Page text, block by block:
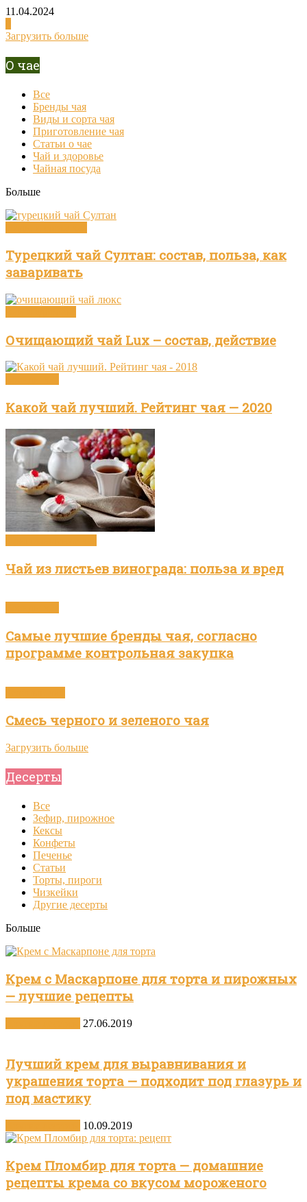
11.04.2024
Загрузить больше
О чае
Все
Бренды чая
Виды и сорта чая
Приготовление чая
Статьи о чае
Чай и здоровье
Чайная посуда
Больше
Турецкий чай Султан: состав, польза, как
заваривать
Очищающий чай Lux – состав, действие
Какой чай лучший. Рейтинг чая — 2020
Чай из листьев винограда: польза и вред
Самые лучшие бренды чая, согласно
программе контрольная закупка
Смесь черного и зеленого чая
Загрузить больше
Десерты
Все
Зефир, пирожное
Кексы
Конфеты
Печенье
Статьи
Торты, пироги
Чизкейки
Другие десерты
Больше
Крем с Маскарпоне для торта и пирожных
— лучшие рецепты
27.06.2019
Лучший крем для выравнивания и
украшения торта — подходит под глазурь и
под мастику
10.09.2019
Крем Пломбир для торта — домашние
рецепты крема со вкусом мороженого